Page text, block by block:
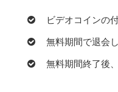
ビデオコインの
無料期間で退会
無料期間終了後